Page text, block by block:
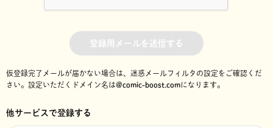
登録用メールを送信する
仮登録完了メールが届かない場合は、迷惑メールフィルタの設定をご確認くだ
さい。 設定いただくドメイン名は@comic-boost.comになります。
他サービスで登録する